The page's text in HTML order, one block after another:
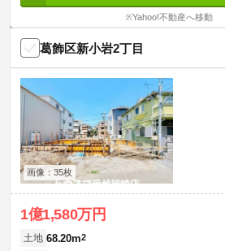
※Yahoo!不動産へ移動
葛飾区新小岩2丁目
画像：35枚
1億1,580万円
土地 68.20m2